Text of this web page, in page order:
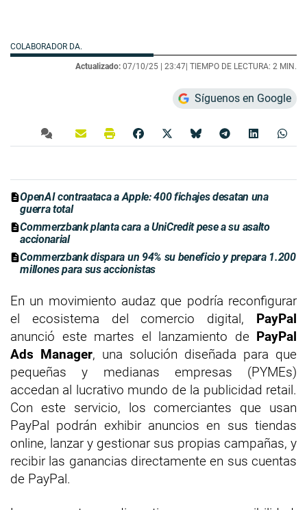
COLABORADOR DA.
Actualizado: 07/10/25 | 23:47 | TIEMPO DE LECTURA: 2 MIN.
Síguenos en Google
OpenAI contraataca a Apple: 400 fichajes desatan una
guerra total
Commerzbank planta cara a UniCredit pese a su asalto
accionarial
Commerzbank dispara un 94% su beneficio y prepara 1.200
millones para sus accionistas
En un movimiento audaz que podría reconfigurar
el ecosistema del comercio digital, PayPal
anunció este martes el lanzamiento de PayPal
Ads Manager, una solución diseñada para que
pequeñas y medianas empresas (PYMEs)
accedan al lucrativo mundo de la publicidad retail.
Con este servicio, los comerciantes que usan
PayPal podrán exhibir anuncios en sus tiendas
online, lanzar y gestionar sus propias campañas, y
recibir las ganancias directamente en sus cuentas
de PayPal.